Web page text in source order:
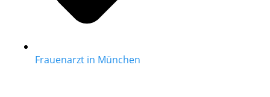
Frauenarzt in München